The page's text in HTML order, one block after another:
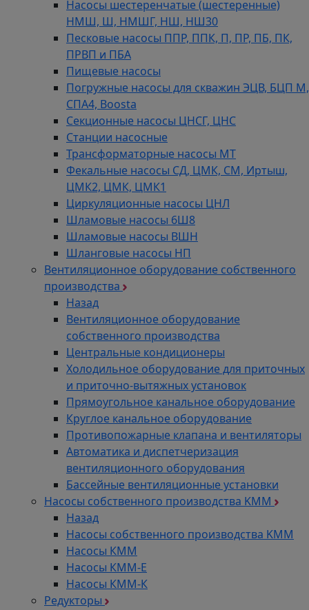
Насосы шестеренчатые (шестеренные)
НМШ, Ш, НМШГ, НШ, НШ30
Песковые насосы ППР, ППК, П, ПР, ПБ, ПК,
ПРВП и ПБА
Пищевые насосы
Погружные насосы для скважин ЭЦВ, БЦП М,
СПА4, Boosta
Секционные насосы ЦНСГ, ЦНС
Станции насосные
Трансформаторные насосы МТ
Фекальные насосы СД, ЦМК, СМ, Иртыш,
ЦМК2, ЦМК, ЦМК1
Циркуляционные насосы ЦНЛ
Шламовые насосы 6Ш8
Шламовые насосы ВШН
Шланговые насосы НП
Вентиляционное оборудование собственного
производства
Назад
Вентиляционное оборудование
собственного производства
Центральные кондиционеры
Холодильное оборудование для приточных
и приточно-вытяжных установок
Прямоугольное канальное оборудование
Круглое канальное оборудование
Противопожарные клапана и вентиляторы
Автоматика и диспетчеризация
вентиляционного оборудования
Бассейные вентиляционные установки
Насосы собственного производства KMM
Назад
Насосы собственного производства KMM
Насосы КММ
Насосы КММ-Е
Насосы КММ-К
Редукторы